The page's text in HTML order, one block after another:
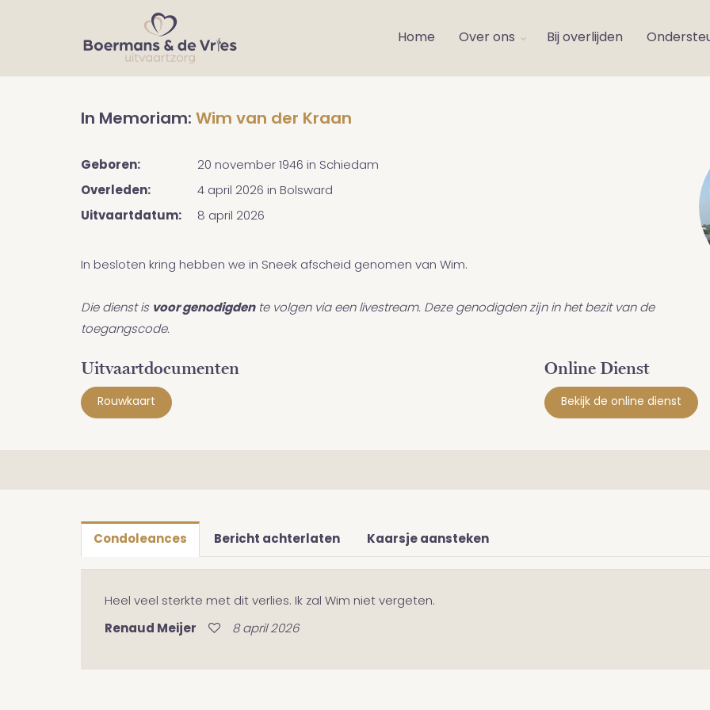
Home Over ons Bij overlijden
In Memoriam: Wim van der Kraan
Geboren: 20 november 1946 in Schiedam
Overleden: 4 april 2026 in Bolsward
Uitvaartdatum: 8 april 2026
In besloten kring hebben we in Sneek afscheid genomen van Wim.
Die dienst is voor genodigdente volgen via een livestream. Deze genodigden zijn in het bezit van de
toegangscode.
Uitvaartdocumenten
Rouwkaart
Online Dienst
Bekijk de online dienst
Condoleances Bericht achterlaten Kaarsje aansteken
Heel veel sterkte met dit verlies. Ik zal Wim niet vergeten.
Renaud Meijer 8 april 2026